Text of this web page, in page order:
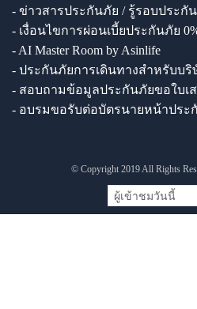
- ข่าวสารประกันภัย / รู้รอบประกั
- เงื่อนไขการผ่อนเบี้ยประกันภัย
- AI Master Room by Asinlife
- ประกันภัยการเดินทางสำหรับบริ
- สอบถามข้อมูลประกันภัยขอใบเ
- อบรมขอรับต่อบัตรนายหน้าประ
© Copyright 2019 All Rights
ผู้เข้าชมวันนี้